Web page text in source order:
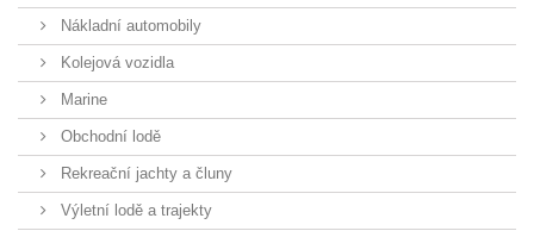
Nákladní automobily
Kolejová vozidla
Marine
Obchodní lodě
Rekreační jachty a čluny
Výletní lodě a trajekty